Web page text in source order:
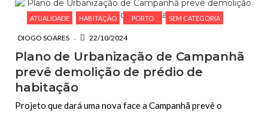
ATUALIDADE HABITAÇÃO PORTO SEM CATEGORIA
DIOGO SOARES 22/10/2024
Plano de Urbanização de Campanhã
prevê demolição de prédio de
habitação
Projeto que dará uma nova face a Campanhã prevê o